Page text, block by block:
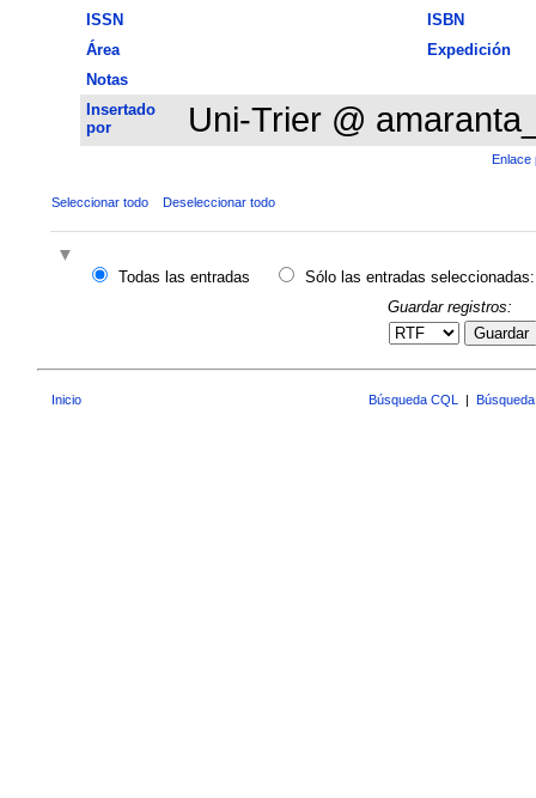
ISSN
ISBN
Área
Expedición
Notas
Insertado
por
Uni-Trier @
Enlace
Seleccionar todo Deseleccionar todo
Todas las entradas
Sólo las entradas seleccionadas:
Guardar registros:
Guardar
Inicio Búsqueda CQL